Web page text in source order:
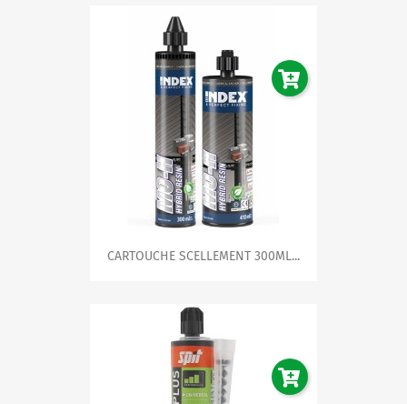
CARTOUCHE SCELLEMENT 300ML...